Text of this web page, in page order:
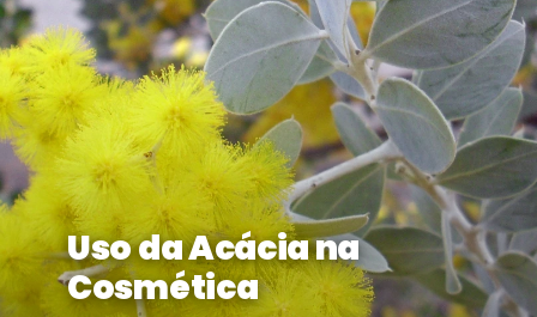
Uso da Acácia na
Cosmética